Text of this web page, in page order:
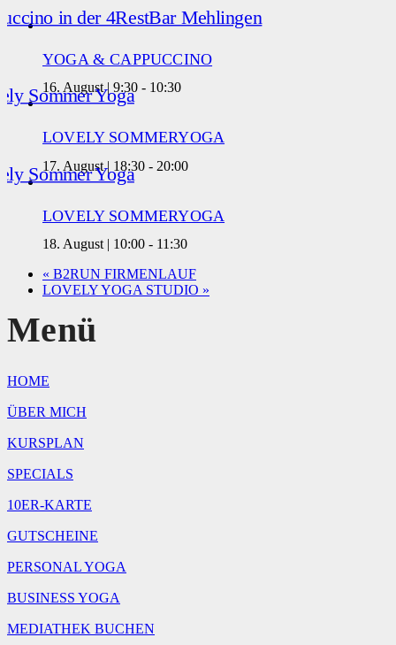
YOGA & CAPPUCCINO
16. August | 9:30 - 10:30
LOVELY SOMMERYOGA
17. August | 18:30 - 20:00
LOVELY SOMMERYOGA
18. August | 10:00 - 11:30
« B2RUN FIRMENLAUF
LOVELY YOGA STUDIO »
Menü
HOME
ÜBER MICH
KURSPLAN
SPECIALS
10ER-KARTE
GUTSCHEINE
PERSONAL YOGA
BUSINESS YOGA
MEDIATHEK BUCHEN